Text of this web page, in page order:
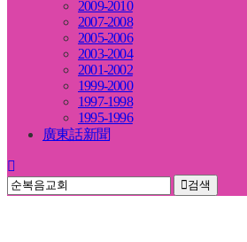
2009-2010
2007-2008
2005-2006
2003-2004
2001-2002
1999-2000
1997-1998
1995-1996
廣東話新聞
검색